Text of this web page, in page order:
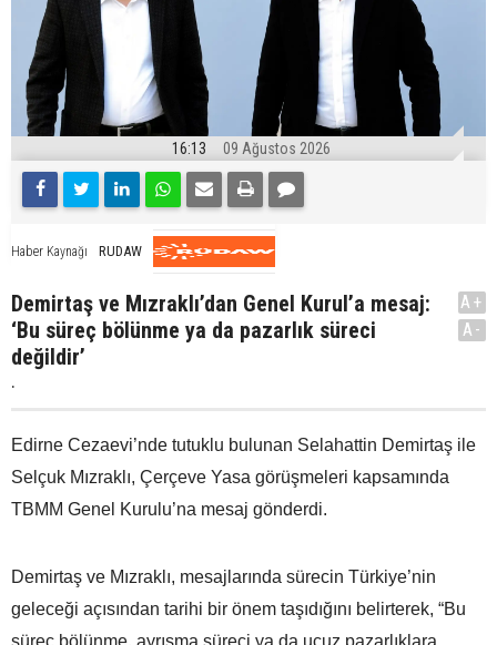
16:13 09 Ağustos 2026
Haber Kaynağı RUDAW
Demirtaş ve Mızraklı’dan Genel Kurul’a mesaj:
‘Bu süreç bölünme ya da pazarlık süreci
değildir’
.
A+
A-
Edirne Cezaevi’nde tutuklu bulunan Selahattin Demirtaş ile
Selçuk Mızraklı, Çerçeve Yasa görüşmeleri kapsamında
TBMM Genel Kurulu’na mesaj gönderdi.
Demirtaş ve Mızraklı, mesajlarında sürecin Türkiye’nin
geleceği açısından tarihi bir önem taşıdığını belirterek, “Bu
süreç bölünme, ayrışma süreci ya da ucuz pazarlıklara